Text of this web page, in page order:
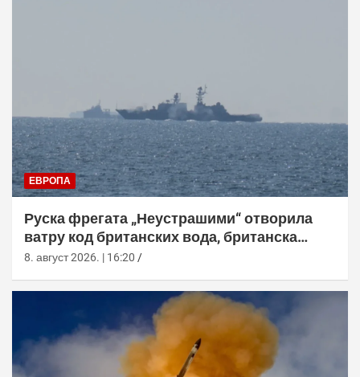
ЕВРОПА
Руска фрегата „Неустрашими“ отворила
ватру код британских вода, британска
морнарица појачала праћење
8. август 2026. | 16:20